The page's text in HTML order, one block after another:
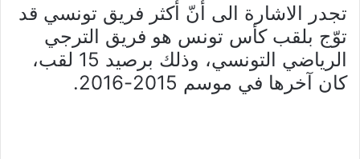
تجدر الاشارة الى أنّ أكثر فريق تونسي قد
توّج بلقب كأس تونس هو فريق الترجي
الرياضي التونسي، وذلك برصيد 15 لقب،
كان آخرها في موسم 2015-2016.